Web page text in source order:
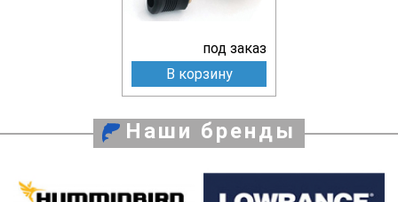
под заказ
В корзину
Наши бренды